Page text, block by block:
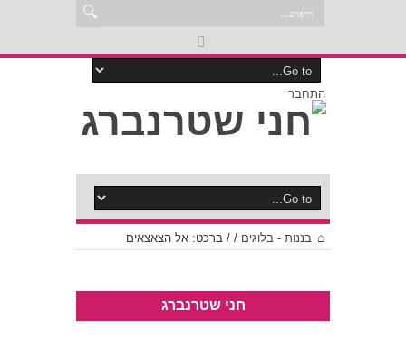
התחבר
בננות - בלוגים /
/ ברכט: אל הצאצאים
חני שטרנברג